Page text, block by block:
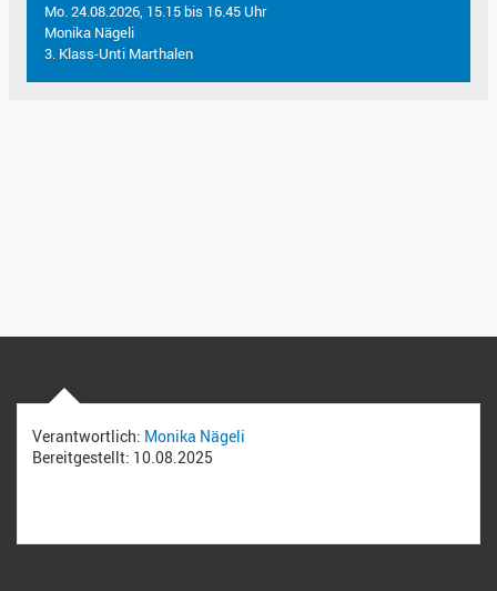
Mo. 24.08.2026, 15.15 bis 16.45 Uhr
Monika Nägeli
3. Klass-Unti Marthalen
Verantwortlich: Monika Nägeli
Bereitgestellt: 10.08.2025